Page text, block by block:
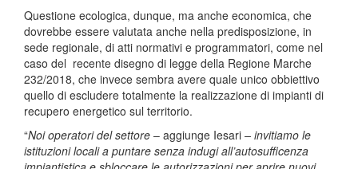
Questione ecologica, dunque, ma anche economica, che
dovrebbe essere valutata anche nella predisposizione, in
sede regionale, di atti normativi e programmatori, come nel
caso del recente disegno di legge della Regione Marche
232/2018, che invece sembra avere quale unico obbiettivo
quello di escludere totalmente la realizzazione di impianti di
recupero energetico sul territorio.
“Noi operatori del settore – aggiunge Iesari – invitiamo le
istituzioni locali a puntare senza indugi all’autosufficenza